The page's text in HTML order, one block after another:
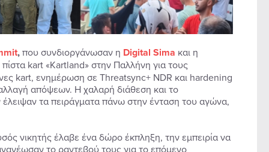
,που συνδιοργάνωσαν η Digital Sima και η
kart «Kartland» στην Παλλήνη για τους
kart, ενημέρωση σε Threatsync+ NDR και hardening
απόψεων. Η χαλαρή διάθεση και το
έλειψαν τα πειράγματα πάνω στην ένταση του αγώνα,
νικητής έλαβε ένα δώρο έκπληξη, την εμπειρία να
το ραντεβού τους για το επόμενο